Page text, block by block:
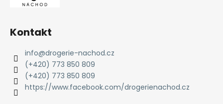
Kontakt
info@drogerie-nachod.cz
(+420) 773 850 809
(+420) 773 850 809
https://www.facebook.com/drogerienachod.cz